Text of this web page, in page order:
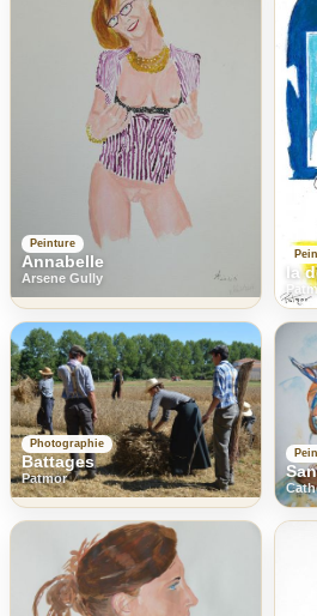
Peinture
Annabelle
Arsene Gully la
Photographie
Battages
Patmor